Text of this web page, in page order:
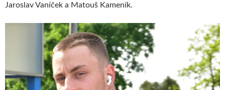
Jaroslav Vaníček a Matouš Kameník.